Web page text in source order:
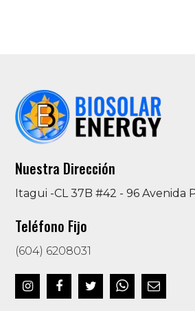
Nuestra Dirección
Itagui -CL 37B #42 - 96 Avenida
Teléfono Fijo
(604) 6208031